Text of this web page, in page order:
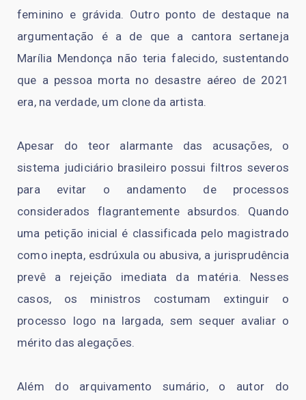
feminino e grávida. Outro ponto de destaque na
argumentação é a de que a cantora sertaneja
Marília Mendonça não teria falecido, sustentando
que a pessoa morta no desastre aéreo de 2021
era, na verdade, um clone da artista.
Apesar do teor alarmante das acusações, o
sistema judiciário brasileiro possui filtros severos
para evitar o andamento de processos
considerados flagrantemente absurdos. Quando
uma petição inicial é classificada pelo magistrado
como inepta, esdrúxula ou abusiva, a jurisprudência
prevê a rejeição imediata da matéria. Nesses
casos, os ministros costumam extinguir o
processo logo na largada, sem sequer avaliar o
mérito das alegações.
Além do arquivamento sumário, o autor do